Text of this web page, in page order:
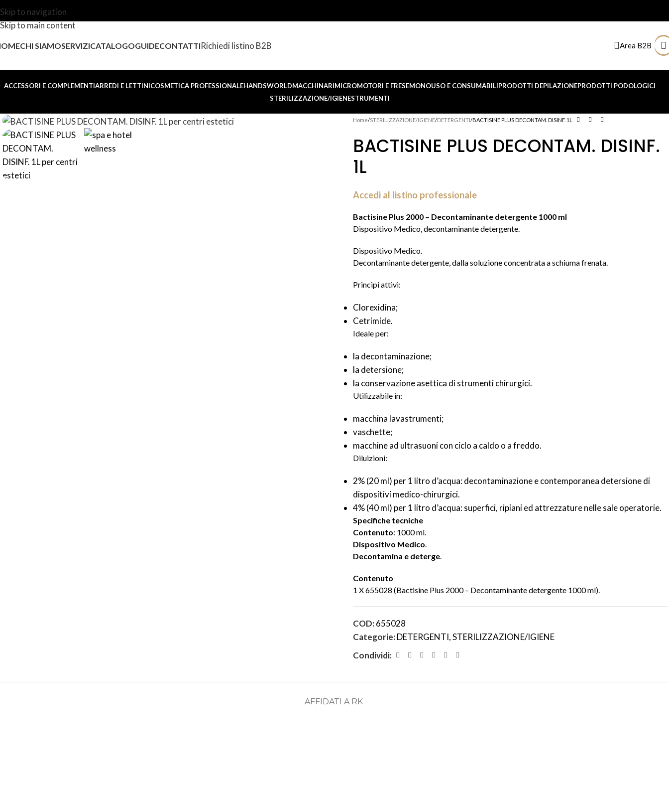
Skip to navigation
Skip to main content
CHI SIAMOSERVIZICATALOGOGUIDECONTATTIRichiedi listino B2B Area B2B
ACCESSORI E COMPLEMENTIARREDI E LETTINICOSMETICA PROFESSIONALEHANDSWORLDMACCHINARIMICROMOTORI E FRESEMONOUSO E CONSUMABILIPRODOTTI DEPILAZIONEPRODOTTI PODOLOGICI
STERILIZZAZIONE/IGIENESTRUMENTI
Home STERILIZZAZIONE/IGIENE DETERGENTI BACTISINE PLUS DECONTAM. DISINF. 1L
BACTISINE PLUS DECONTAM. DISINF.
1L
Accedi al listino professionale
Bactisine Plus 2000 – Decontaminante detergente 1000 ml
Dispositivo Medico, decontaminante detergente.
Dispositivo Medico.
Decontaminante detergente, dalla soluzione concentrata a schiuma frenata.
Principi attivi:
Clorexidina;
Cetrimide.
Ideale per:
la decontaminazione;
la detersione;
la conservazione asettica di strumenti chirurgici.
Utilizzabile in:
macchina lavastrumenti;
vaschette;
macchine ad ultrasuoni con ciclo a caldo o a freddo.
Diluizioni:
2% (20 ml) per 1 litro d’acqua: decontaminazione e contemporanea detersione di
dispositivi medico-chirurgici.
4% (40 ml) per 1 litro d’acqua: superfici, ripiani ed attrezzature nelle sale operatorie.
Specifiche tecniche
Contenuto: 1000 ml.
Dispositivo Medico.
Decontamina e deterge.
Contenuto
1 X 655028 (Bactisine Plus 2000 – Decontaminante detergente 1000 ml).
COD:655028
Categorie: DETERGENTI,STERILIZZAZIONE/IGIENE
Condividi:
AFFIDATI A RK